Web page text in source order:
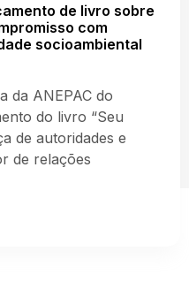
de livro sobre
com
socioambiental
da ANEPAC do
do livro “Seu
de autoridades e
de relações